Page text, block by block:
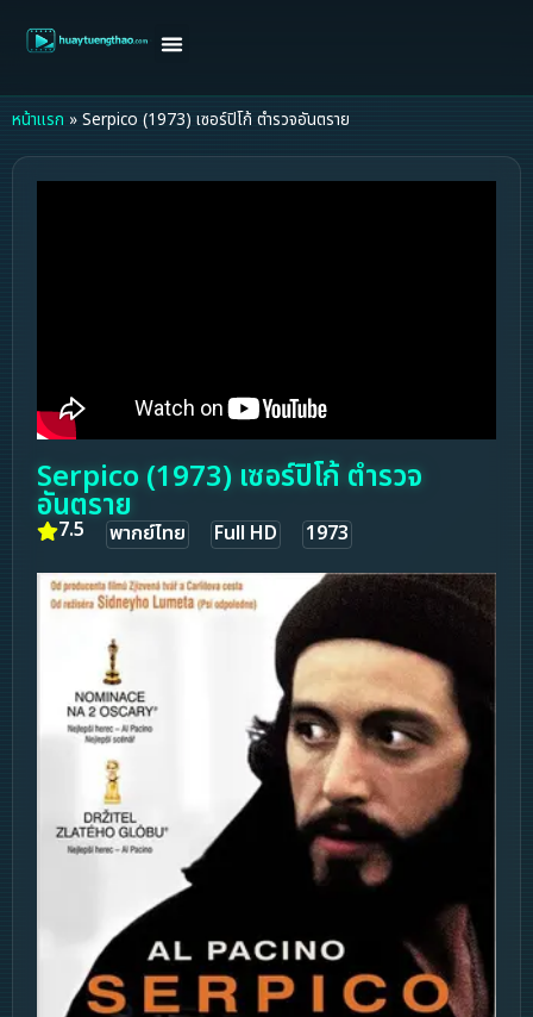
หน้าแรก » Serpico (1973) เซอร์ปิโก้ ตำรวจอันตราย
Serpico (1973) เซอร์ปิโก้ ตำรวจ
อันตราย
7.5 พากย์ไทย Full HD 1973